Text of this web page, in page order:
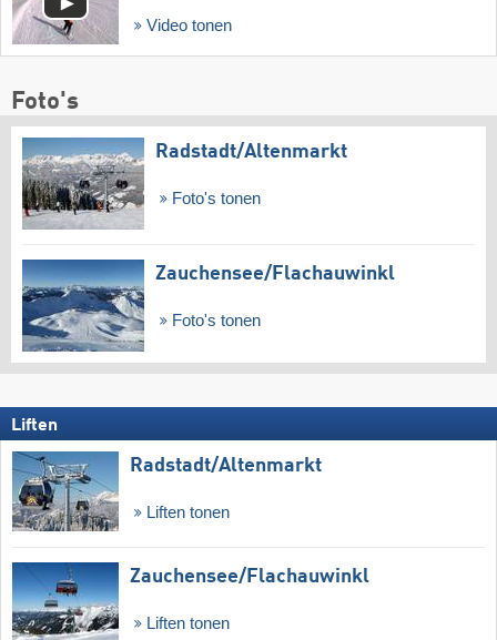
Video tonen
Foto's
Radstadt/​Altenmarkt
Foto's tonen
Zauchensee/​Flachauwinkl
Foto's tonen
Liften
Radstadt/​Altenmarkt
Liften tonen
Zauchensee/​Flachauwinkl
Liften tonen